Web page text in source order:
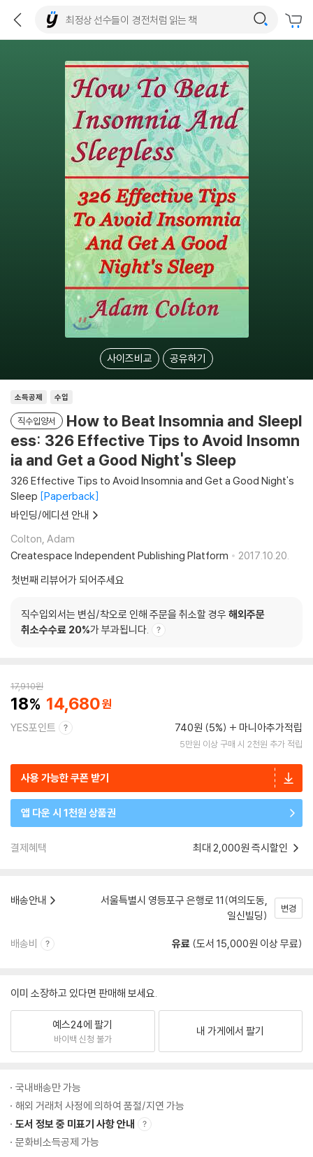
사이즈비교 공유하기
소득공제 수입
직수입양서
How to Beat Insomnia and Sleepl
ess: 326 Effective Tips to Avoid Insomn
ia and Get a Good Night's Sleep
326 Effective Tips to Avoid Insomnia and Get a Good Night's
Sleep Paperback
바인딩/에디션 안내
Colton, Adam
Createspace Independent Publishing Platform
2017.10.20.
첫번째 리뷰어가 되어주세요
직수입외서는 변심/착오로 인해 주문을 취소할 경우 해외주문
취소수수료 20%가 부과됩니다.
17,910원
18 14,680
YES포인트 740원 (5%) 마니아추가적립
5만원 이상 구매 시 2천원 추가 적립
사용 가능한 쿠폰 받기
앱 다운 시 1천원 상품권
결제혜택 최대 2,000원 즉시할인
배송안내
서울특별시 영등포구 은행로 11(여의도동,
일신빌딩)
변경
배송비 유료 (도서 15,000원 이상 무료)
이미 소장하고 있다면 판매해 보세요.
예스24에 팔기
바이백 신청 불가
내 가게에서 팔기
국내배송만 가능
해외 거래처 사정에 의하여 품절/지연 가능
도서 정보 중 미표기 사항 안내
문화비소득공제 가능